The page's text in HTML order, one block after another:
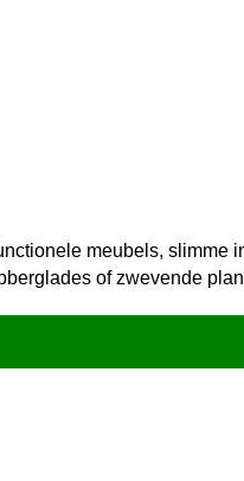
meubels, slimme
of zwevende